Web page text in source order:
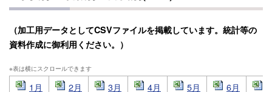
（加工用データとしてCSVファイルを掲載しています。統計等の
資料作成に御利用ください。）
1月 2月 3月 4月 5月 6月